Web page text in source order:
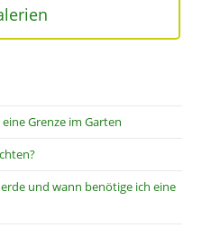
Grenze im Garten
und wann benötige ich eine